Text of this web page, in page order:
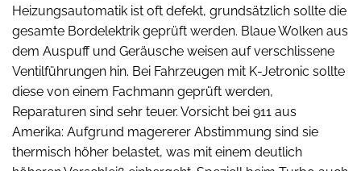
Heizungsautomatik ist oft defekt, grundsätzlich sollte die
gesamte Bordelektrik geprüft werden. Blaue Wolken aus
dem Auspuff und Geräusche weisen auf verschlissene
Ventilführungen hin. Bei Fahrzeugen mit K-Jetronic sollte
diese von einem Fachmann geprüft werden,
Reparaturen sind sehr teuer. Vorsicht bei 911 aus
Amerika: Aufgrund magererer Abstimmung sind sie
thermisch höher belastet, was mit einem deutlich